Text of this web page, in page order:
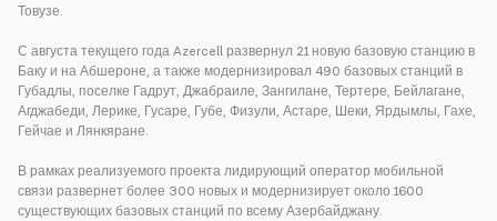
Товузе.
С августа текущего года Azercell развернул 21 новую базовую станцию в
Баку и на Абшероне, а также модернизировал 490 базовых станций в
Губадлы, поселке Гадрут, Джабраиле, Зангилане, Тертере, Бейлагане,
Агджабеди, Лерике, Гусаре, Губе, Физули, Астаре, Шеки, Ярдымлы, Гахе,
Гейчае и Лянкяране.
В рамках реализуемого проекта лидирующий оператор мобильной
связи развернет более 300 новых и модернизирует около 1600
существующих базовых станций по всему Азербайджану.